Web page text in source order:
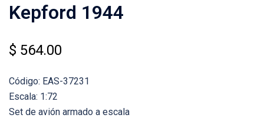
Kepford 1944
$ 564.00
Código: EAS-37231
Escala: 1:72
Set de avión armado a escala